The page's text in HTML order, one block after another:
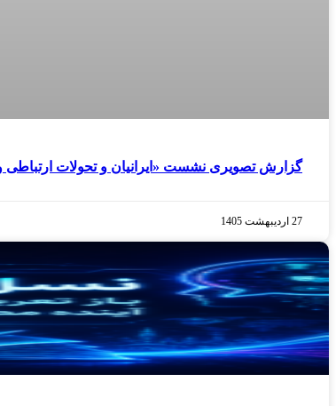
گزارش تصویری نشست «ایرانیان و تحولات ارتباطی
27 اردیبهشت 1405